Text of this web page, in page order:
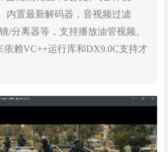
内置最新解码器，音视频过滤
/分离器等，支持播放油管视频。
依赖VC++运行库和DX9.0C支持才